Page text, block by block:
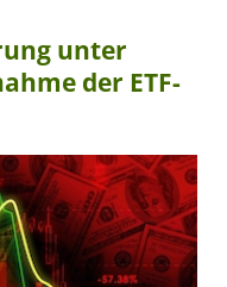
unter
der ETF-